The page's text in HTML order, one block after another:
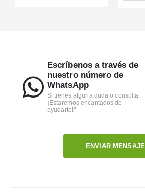
Escríbenos a través de
nuestro número de
WhatsApp
Si tienes alguna duda o consulta.
¡Estaremos encantados de
ayudarte!"
ENVIAR MENSAJE